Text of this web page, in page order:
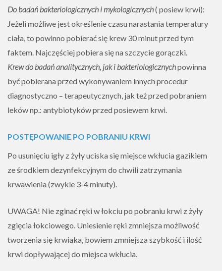
Do badań bakteriologicznych i mykologicznych( posiew krwi):
Jeżeli możliwe jest określenie czasu narastania temperatury
ciała, to powinno pobierać się krew 30 minut przed tym
faktem. Najczęściej pobiera się na szczycie gorączki.
Krew do badań analitycznych, jak i bakteriologicznychpowinna
być pobierana przed wykonywaniem innych procedur
diagnostyczno – terapeutycznych, jak też przed pobraniem
leków np.: antybiotyków przed posiewem krwi.
POSTĘPOWANIE PO POBRANIU KRWI
Po usunięciu igły z żyły uciska się miejsce wkłucia gazikiem
ze środkiem dezynfekcyjnym do chwili zatrzymania
krwawienia (zwykle 3-4 minuty).
UWAGA! Nie zginać ręki w łokciu po pobraniu krwi z żyły
zgięcia łokciowego. Uniesienie ręki zmniejsza możliwość
tworzenia się krwiaka, bowiem zmniejsza szybkość i ilość
krwi dopływającej do miejsca wkłucia.